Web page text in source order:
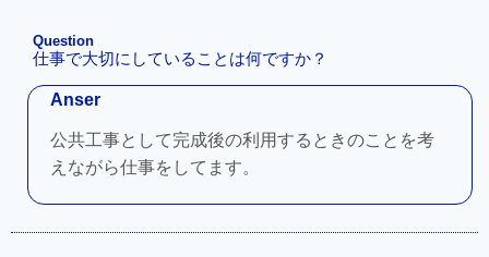
Question
仕事で大切にしていることは何ですか？
Anser
公共工事として完成後の利用するときのことを考
えながら仕事をしてます。